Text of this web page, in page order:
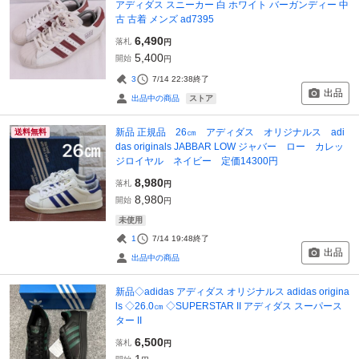
アディダス スニーカー 白 ホワイト バーガンディー 中
古 古着 メンズ ad7395
落札 6,490円
開始 5,400円
3 7/14 22:38終了
出品中の商品 ストア 出品
送料無料
新品 正規品 26㎝ アディダス オリジナルス adi
das originals JABBAR LOW ジャバー ロー カレッ
ジロイヤル ネイビー 定価14300円
落札 8,980円
開始 8,980円
未使用
1 7/14 19:48終了
出品中の商品 出品
新品◇adidas アディダス オリジナルス adidas origina
ls ◇26.0㎝ ◇SUPERSTAR II アディダス スーパース
ター II
落札 6,500円